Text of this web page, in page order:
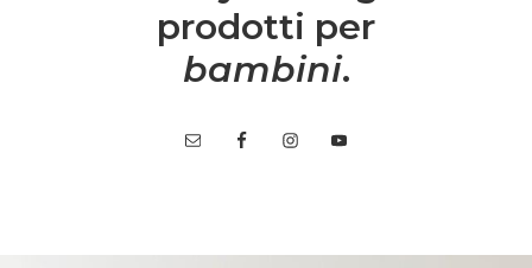
prodotti per
bambini.